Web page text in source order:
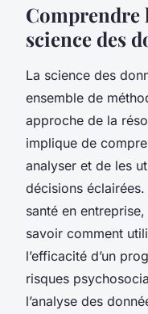
Comprendre
science des
La science des
ensemble de
approche de la
implique de
analyser et de les
décisions
santé en
savoir comment
l’efficacité d’un
risques
l’analyse des